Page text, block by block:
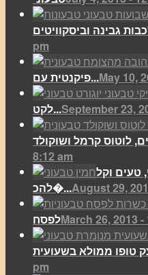
pm
פיקנטית עם...May 10,
לקט...September 23,
8:12 am
טעים וקל
להכ�...August 29,
לפסחMarch 26, 2013 -
pm